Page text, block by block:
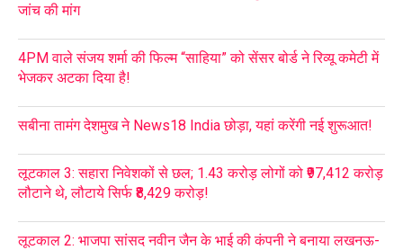
जांच की मांग
4PM वाले संजय शर्मा की फिल्म “साहिया” को सेंसर बोर्ड ने रिव्यू कमेटी में
भेजकर अटका दिया है!
सबीना तामंग देशमुख ने News18 India छोड़ा, यहां करेंगी नई शुरूआत!
लूटकाल 3: सहारा निवेशकों से छल; 1.43 करोड़ लोगों को ₹97,412 करोड़
लौटाने थे, लौटाये सिर्फ ₹8,429 करोड़!
लूटकाल 2: भाजपा सांसद नवीन जैन के भाई की कंपनी ने बनाया लखनऊ-